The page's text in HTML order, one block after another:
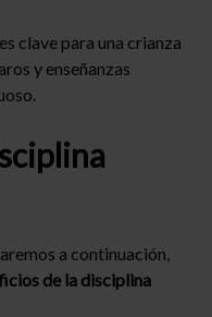
clave para una crianza
y enseñanzas
a continuación,
de la disciplina